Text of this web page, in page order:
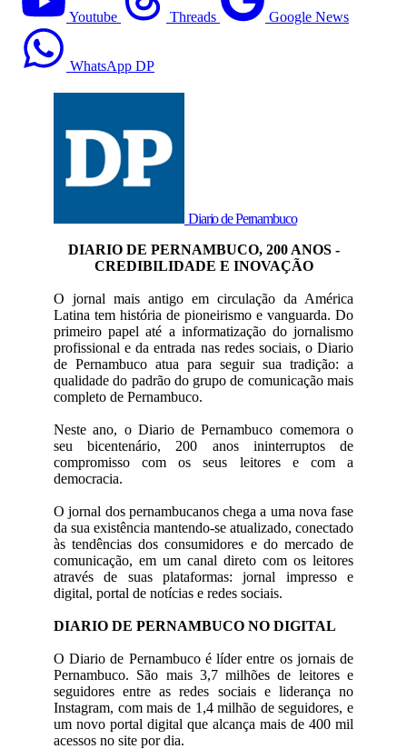
Youtube Threads Google News
WhatsApp DP
Diario de Pernambuco
DIARIO DE PERNAMBUCO, 200 ANOS -
CREDIBILIDADE E INOVAÇÃO
O jornal mais antigo em circulação da América
Latina tem história de pioneirismo e vanguarda. Do
primeiro papel até a informatização do jornalismo
profissional e da entrada nas redes sociais, o Diario
de Pernambuco atua para seguir sua tradição: a
qualidade do padrão do grupo de comunicação mais
completo de Pernambuco.
Neste ano, o Diario de Pernambuco comemora o
seu bicentenário, 200 anos ininterruptos de
compromisso com os seus leitores e com a
democracia.
O jornal dos pernambucanos chega a uma nova fase
da sua existência mantendo-se atualizado, conectado
às tendências dos consumidores e do mercado de
comunicação, em um canal direto com os leitores
através de suas plataformas: jornal impresso e
digital, portal de notícias e redes sociais.
DIARIO DE PERNAMBUCO NO DIGITAL
O Diario de Pernambuco é líder entre os jornais de
Pernambuco. São mais 3,7 milhões de leitores e
seguidores entre as redes sociais e liderança no
Instagram, com mais de 1,4 milhão de seguidores, e
um novo portal digital que alcança mais de 400 mil
acessos no site por dia.